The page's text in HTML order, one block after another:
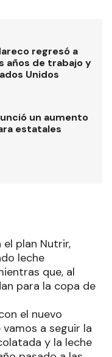
regresó a
años de trabajo y
Unidos
un aumento
estatales
plan Nutrir,
leche
que, al
para la copa de
el nuevo
a seguir la
y la leche